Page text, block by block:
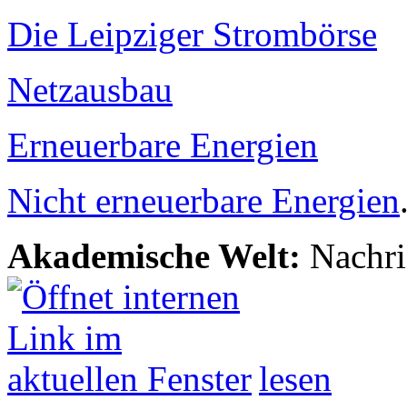
Die Leipziger Strombörse
Netzausbau
Erneuerbare Energien
Nicht erneuerbare Energien
Akademische Welt:
lesen